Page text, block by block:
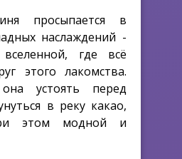
просыпается в
наслаждений -
где всё
этого лакомства.
устоять перед
в реку какао,
этом модной и